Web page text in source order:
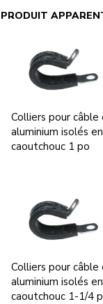
PRODUIT
Colliers pour câble
aluminium isolés en
caoutchouc 1 po
Colliers pour câble
aluminium isolés en
caoutchouc 1-1/4